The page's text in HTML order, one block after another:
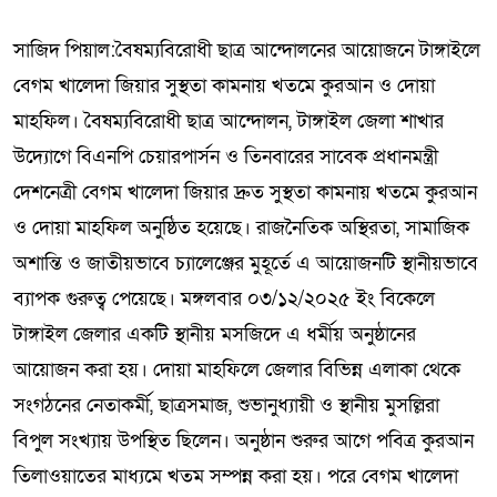
সাজিদ পিয়াল:বৈষম্যবিরোধী ছাত্র আন্দোলনের আয়োজনে টাঙ্গাইলে
বেগম খালেদা জিয়ার সুস্থতা কামনায় খতমে কুরআন ও দোয়া
মাহফিল। বৈষম্যবিরোধী ছাত্র আন্দোলন, টাঙ্গাইল জেলা শাখার
উদ্যোগে বিএনপি চেয়ারপার্সন ও তিনবারের সাবেক প্রধানমন্ত্রী
দেশনেত্রী বেগম খালেদা জিয়ার দ্রুত সুস্থতা কামনায় খতমে কুরআন
ও দোয়া মাহফিল অনুষ্ঠিত হয়েছে। রাজনৈতিক অস্থিরতা, সামাজিক
অশান্তি ও জাতীয়ভাবে চ্যালেঞ্জের মুহূর্তে এ আয়োজনটি স্থানীয়ভাবে
ব্যাপক গুরুত্ব পেয়েছে। মঙ্গলবার ০৩/১২/২০২৫ ইং বিকেলে
টাঙ্গাইল জেলার একটি স্থানীয় মসজিদে এ ধর্মীয় অনুষ্ঠানের
আয়োজন করা হয়। দোয়া মাহফিলে জেলার বিভিন্ন এলাকা থেকে
সংগঠনের নেতাকর্মী, ছাত্রসমাজ, শুভানুধ্যায়ী ও স্থানীয় মুসল্লিরা
বিপুল সংখ্যায় উপস্থিত ছিলেন। অনুষ্ঠান শুরুর আগে পবিত্র কুরআন
তিলাওয়াতের মাধ্যমে খতম সম্পন্ন করা হয়। পরে বেগম খালেদা